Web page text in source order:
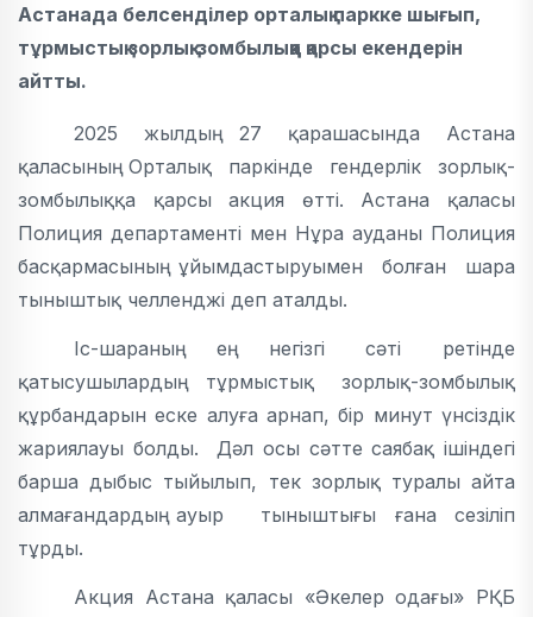
Астанада белсенділер орталық паркке шығып,
тұрмыстық зорлық-зомбылыққа қарсы екендерін
айтты.
2025 жылдың 27 қарашасында Астана
қаласының Орталық паркінде гендерлік зорлық-
зомбылыққа қарсы акция өтті. Астана қаласы
Полиция департаменті мен Нұра ауданы Полиция
басқармасының ұйымдастыруымен болған шара
тыныштық челленджі деп аталды.
Іс-шараның ең негізгі сәті ретінде
қатысушылардың тұрмыстық зорлық-зомбылық
құрбандарын еске алуға арнап, бір минут үнсіздік
жариялауы болды. Дәл осы сәтте саябақ ішіндегі
барша дыбыс тыйылып, тек зорлық туралы айта
алмағандардың ауыр тыныштығы ғана сезіліп
тұрды.
Акция Астана қаласы «Әкелер одағы» РҚБ